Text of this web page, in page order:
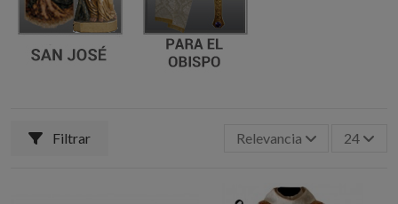
Filtrar Relevancia 24